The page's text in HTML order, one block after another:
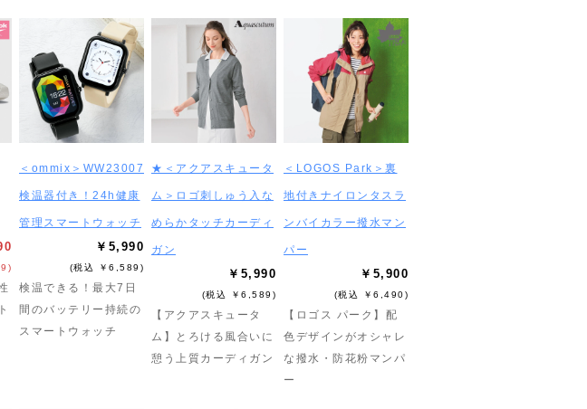
＜ommix＞WW23007
検温器付き！24h健康
管理スマートウォッチ
￥5,990
(税込 ￥6,589)
検温できる！最大7日
間のバッテリー持続の
スマートウォッチ
★＜アクアスキュータ
ム＞ロゴ刺しゅう入な
めらかタッチカーディ
ガン
￥5,990
(税込 ￥6,589)
【アクアスキュータ
ム】とろける風合いに
憩う上質カーディガン
＜LOGOS Park＞裏
地付きナイロンタスラ
ンバイカラー撥水マン
パー
￥5,900
(税込 ￥6,490)
【ロゴス パーク】配
色デザインがオシャレ
な撥水・防花粉マンパ
ー